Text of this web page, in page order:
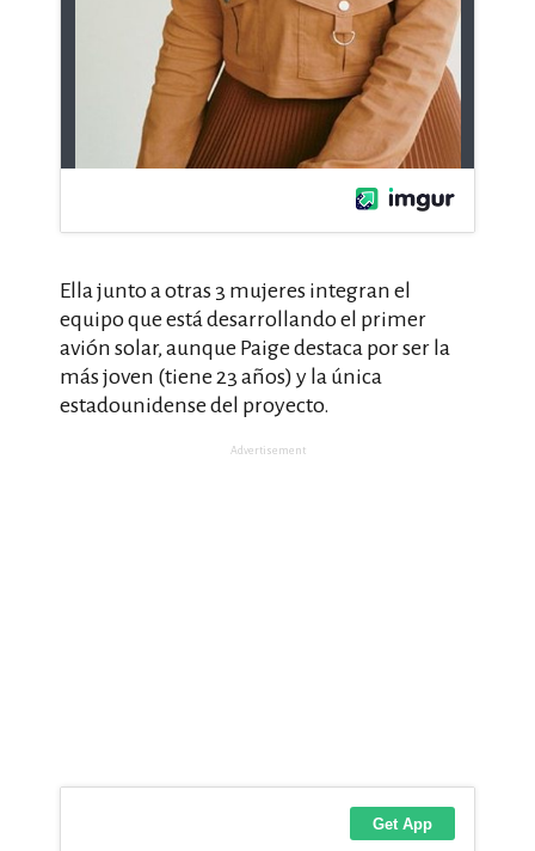
Ella junto a otras 3 mujeres integran el
equipo que está desarrollando el primer
avión solar, aunque Paige destaca por ser la
más joven (tiene 23 años) y la única
estadounidense del proyecto.
Advertisement